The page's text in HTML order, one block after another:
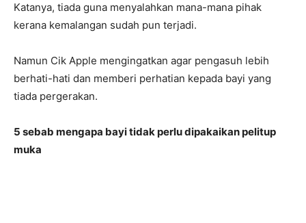
Katanya, tiada guna menyalahkan mana-mana pihak
kerana kemalangan sudah pun terjadi.
Namun Cik Apple mengingatkan agar pengasuh lebih
berhati-hati dan memberi perhatian kepada bayi yang
tiada pergerakan.
5 sebab mengapa bayi tidak perlu dipakaikan pelitup
muka